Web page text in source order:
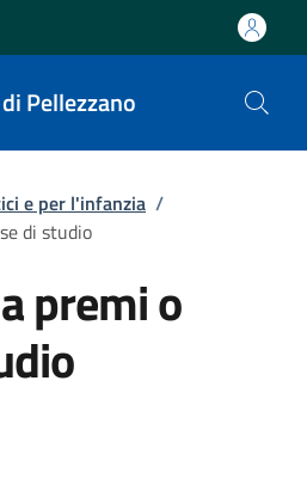
Pellezzano
e per l'infanzia /
di studio
premi o